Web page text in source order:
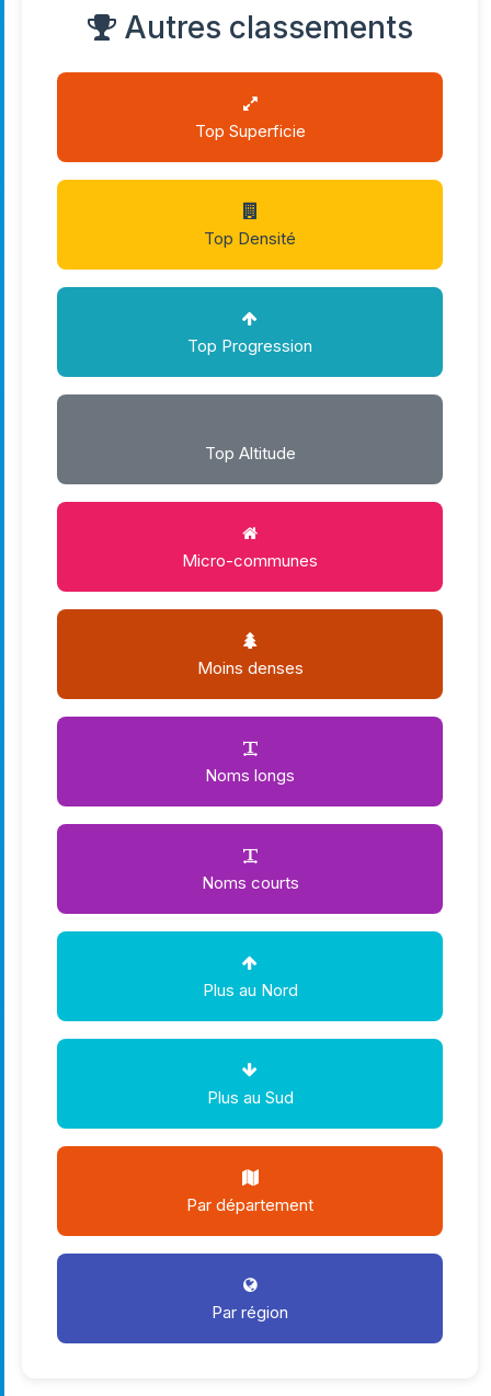
Autres classements
Top Superficie
Top Densité
Top Progression
Top Altitude
Micro-communes
Moins denses
Noms longs
Noms courts
Plus au Nord
Plus au Sud
Par département
Par région